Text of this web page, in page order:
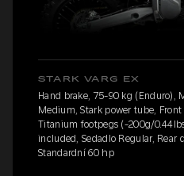
STARK VARG EX
Hand brake, 75-90 kg (Enduro),
Medium, Stark power tube,
Titanium footpegs (-200g/
included, Sedadlo Regular, Rear
Standardní 60 hp